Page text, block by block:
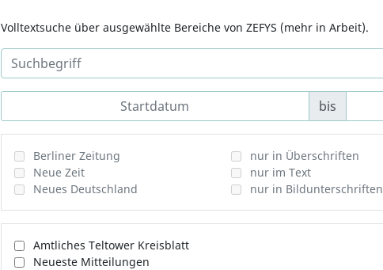
Volltextsuche über ausgewählte Bereiche von ZEFYS (mehr in Arbeit).
bis
Berliner Zeitung
Neue Zeit
Neues Deutschland
nur in Überschriften
nur im Text
nur in Bildunterschriften
Amtliches Teltower Kreisblatt
Neueste Mitteilungen